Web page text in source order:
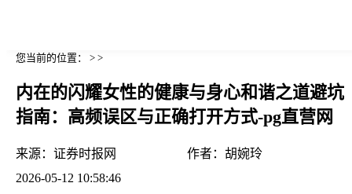
您当前的位置： > >
内在的闪耀女性的健康与身心和谐之道避坑
指南：高频误区与正确打开方式-pg直营网
来源： 证券时报网 作者： 胡婉玲
2026-05-12 10:58:46